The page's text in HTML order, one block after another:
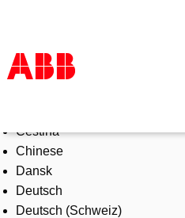
Products & Solutions
Industries
Services
About us
Where to buy
Čeština
Chinese
Dansk
Deutsch
Deutsch (Schweiz)